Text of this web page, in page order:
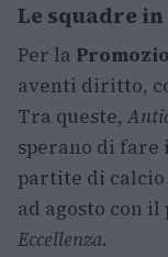
Le squadre
Per la
aventi diritto,
Tra queste,
sperano di fare
partite di
ad agosto con
Eccellenza.